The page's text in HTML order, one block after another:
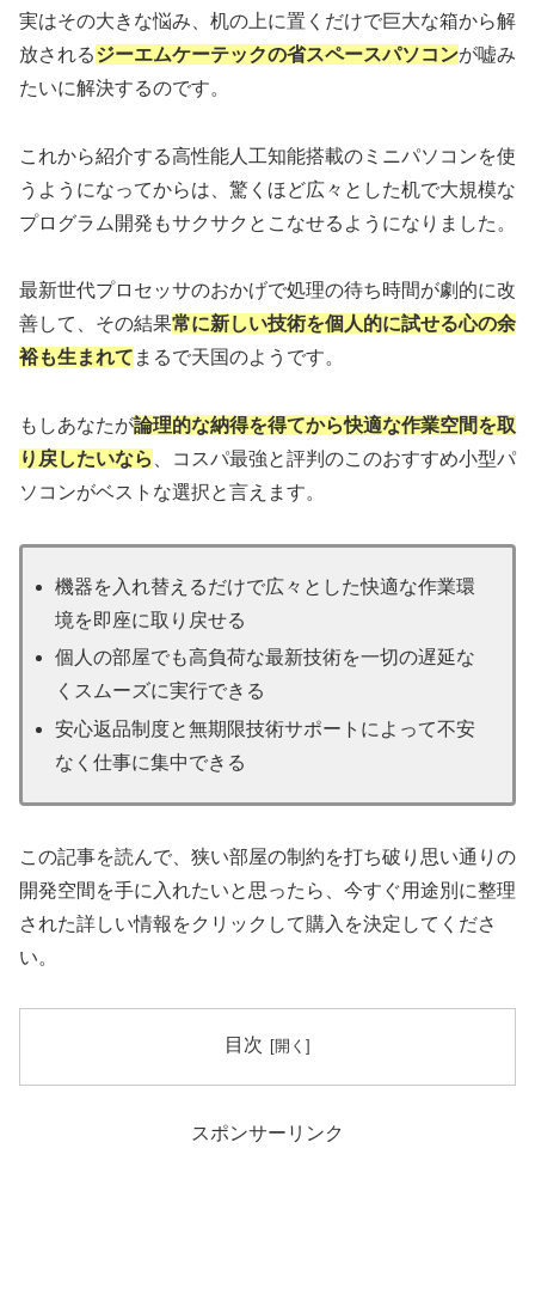
実はその大きな悩み、机の上に置くだけで巨大な箱から解
放されるジーエムケーテックの省スペースパソコンが嘘み
たいに解決するのです。
これから紹介する高性能人工知能搭載のミニパソコンを使
うようになってからは、驚くほど広々とした机で大規模な
プログラム開発もサクサクとこなせるようになりました。
最新世代プロセッサのおかげで処理の待ち時間が劇的に改
善して、その結果常に新しい技術を個人的に試せる心の余
裕も生まれて まるで天国のようです。
もしあなたが論理的な納得を得てから快適な作業空間を取
り戻したいなら
、コスパ最強と評判のこのおすすめ小型パ
ソコンがベストな選択と言えます。
機器を入れ替えるだけで広々とした快適な作業環
境を即座に取り戻せる
個人の部屋でも高負荷な最新技術を一切の遅延な
くスムーズに実行できる
安心返品制度と無期限技術サポートによって不安
なく仕事に集中できる
この記事を読んで、狭い部屋の制約を打ち破り思い通りの
開発空間を手に入れたいと思ったら、今すぐ用途別に整理
された詳しい情報をクリックして購入を決定してくださ
い。
目次
スポンサーリンク